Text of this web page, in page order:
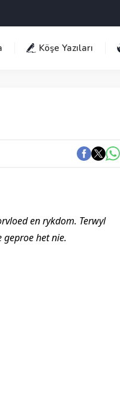
Köşe Yazıları
en rykdom. Terwyl
geproe het nie.